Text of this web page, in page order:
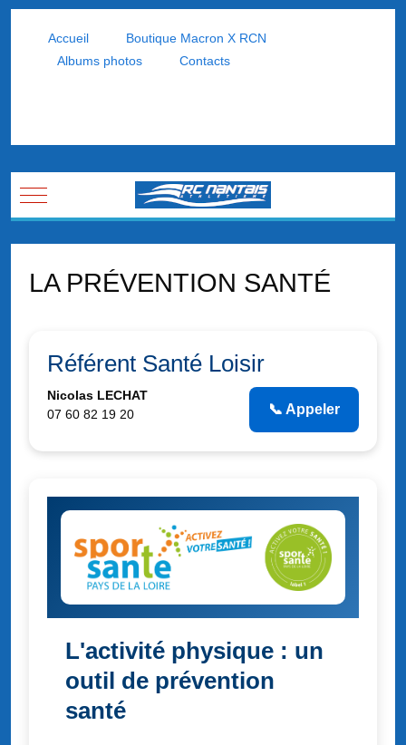
Accueil
Boutique Macron X RCN
Albums photos
Contacts
Mobile Menu Toggle
LA PRÉVENTION SANTÉ
Référent Santé Loisir
Nicolas LECHAT
07 60 82 19 20
📞 Appeler
L'activité physique : un
outil de prévention
santé